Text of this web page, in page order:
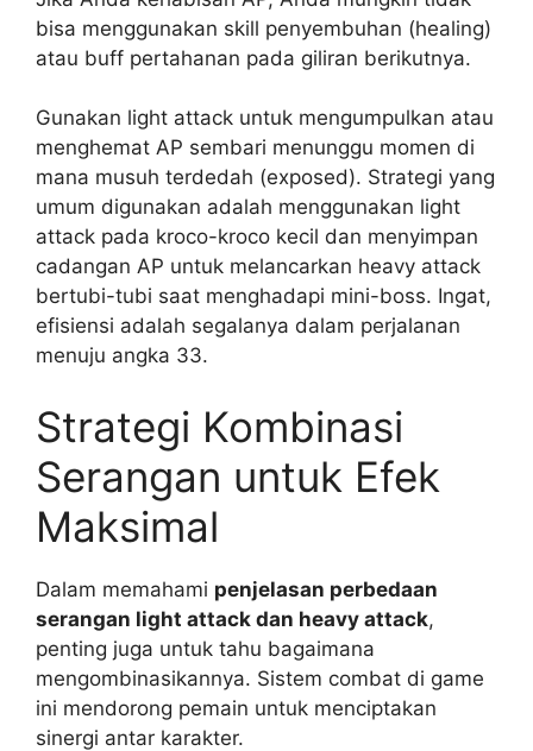
bisa menggunakan skill penyembuhan (healing)
atau buff pertahanan pada giliran berikutnya.
Gunakan light attack untuk mengumpulkan atau
menghemat AP sembari menunggu momen di
mana musuh terdedah (exposed). Strategi yang
umum digunakan adalah menggunakan light
attack pada kroco-kroco kecil dan menyimpan
cadangan AP untuk melancarkan heavy attack
bertubi-tubi saat menghadapi mini-boss. Ingat,
efisiensi adalah segalanya dalam perjalanan
menuju angka 33.
Strategi Kombinasi
Serangan untuk Efek
Maksimal
Dalam memahami penjelasan perbedaan
serangan light attack dan heavy attack,
penting juga untuk tahu bagaimana
mengombinasikannya. Sistem combat di game
ini mendorong pemain untuk menciptakan
sinergi antar karakter.